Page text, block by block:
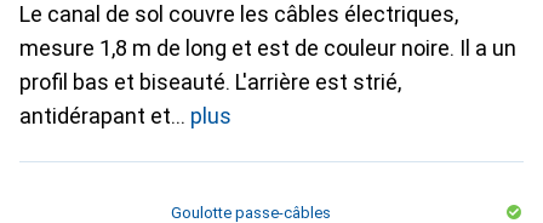
Le canal de sol couvre les câbles électriques,
mesure 1,8 m de long et est de couleur noire. Il a un
profil bas et biseauté. L'arrière est strié,
antidérapant et
plus
Goulotte passe-câbles